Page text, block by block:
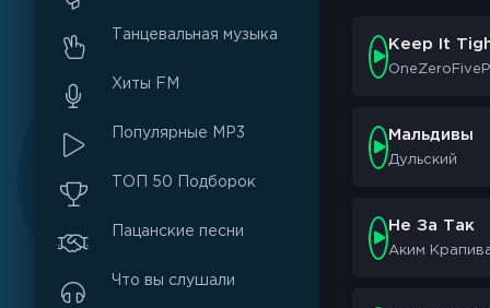
Keep It
Мальдивы
Дульский
Не За Так
Аким
Танцевальная музыка
Хиты FM
Популярные MP3
ТОП 50 Подборок
Пацанские песни
Что вы слушали